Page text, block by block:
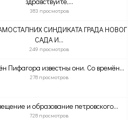
383 просмотров
СИНДИКАТА ГРАДА НОВОГ
САДА И...
249 просмотров
Пифагора известны они. Со времён...
278 просмотров
и образование петровского...
728 просмотров